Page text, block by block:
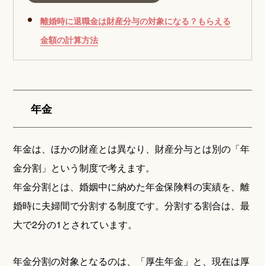
離婚時に退職金は財産分与の対象になる？もらえる
金額の計算方法
年金
年金は、ほかの財産とは異なり、財産分与とは別の「年
金分割」という制度で考えます。
年金分割とは、婚姻中に納めた年金保険料の実績を、離
婚時に夫婦間で分割する制度です。分割する割合は、最
大で2分の1とされています。
年金分割の対象となるのは、「厚生年金」と、現在は厚